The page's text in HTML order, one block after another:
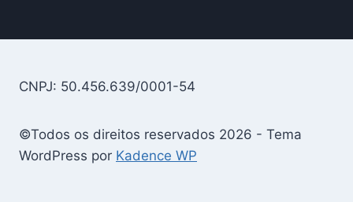
CNPJ: 50.456.639/0001-54
©Todos os direitos reservados 2026 - Tema
WordPress por Kadence WP